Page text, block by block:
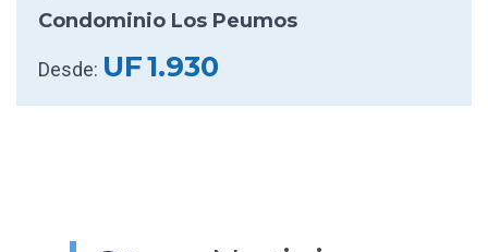
Condominio Los Peumos
Desde: UF1.930